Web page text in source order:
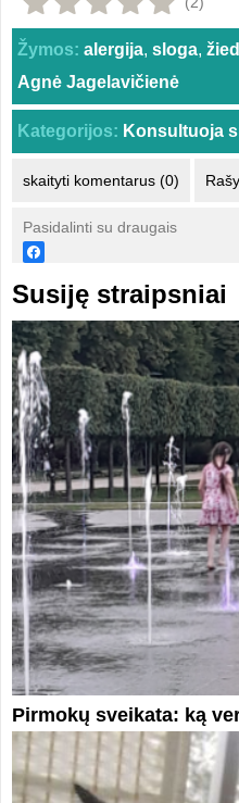
Žymos: alergija, sloga,
Agnė Jagelavičienė
Kategorijos: Konsultuoja
skaityti komentarus (0)
Pasidalinti su draugais
Susiję straipsniai
Pirmokų sveikata: ką